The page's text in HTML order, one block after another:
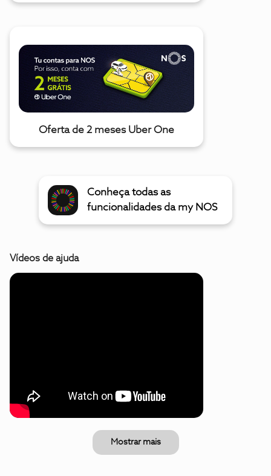
Oferta de 2 meses Uber One
Conheça todas as
funcionalidades da my NOS
Vídeos de ajuda
Mostrar mais